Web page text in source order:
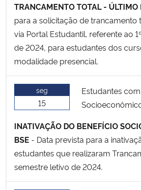
TRANCAMENTO TOTAL - ÚLTIMO
para a solicitação de trancamento
via Portal Estudantil, referente ao
de 2024, para estudantes dos
modalidade presencial.
seg
15
Estudantes
INATIVAÇÃO DO BENEFÍCIO
BSE - Data prevista para a
estudantes que realizaram
semestre letivo de 2024.